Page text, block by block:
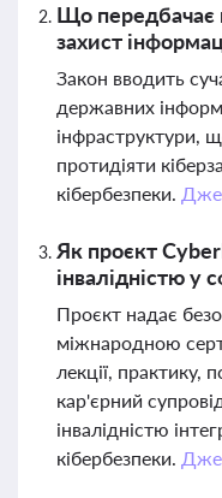
Що передбачає
захист
Закон вводить
державних
інфраструктури,
протидіяти
кібербезпеки.
Як проєкт
інвалідністю у
Проєкт надає
міжнародною
лекції, практику,
кар'єрний
інвалідністю
кібербезпеки.